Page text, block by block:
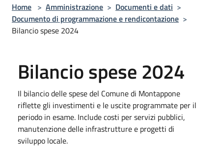
Home > Amministrazione > Documenti e dati >
Documento di programmazione e rendicontazione >
Bilancio spese 2024
Bilancio spese 2024
Il bilancio delle spese del Comune di Montappone
riflette gli investimenti e le uscite programmate per il
periodo in esame. Include costi per servizi pubblici,
manutenzione delle infrastrutture e progetti di
sviluppo locale.